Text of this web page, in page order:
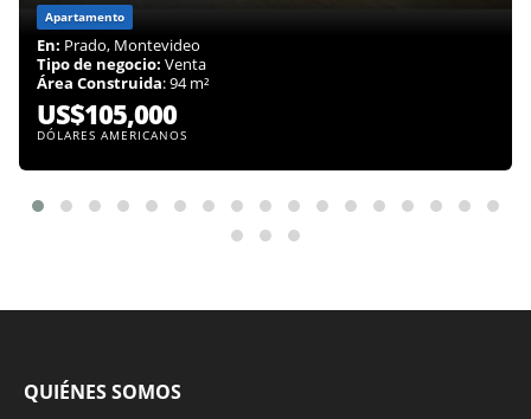
Apartamento
En: Prado, Montevideo
Tipo de negocio: Venta
Área Construida: 94 m²
US$105,000
DÓLARES AMERICANOS
QUIÉNES SOMOS